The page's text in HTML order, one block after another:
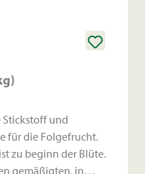
Stickstoff und
für die Folgefrucht.
gemäßigten, in